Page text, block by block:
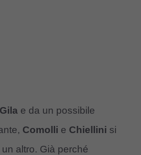
Gila e da un possibile
Comolli e Chiellini si
altro. Già perché